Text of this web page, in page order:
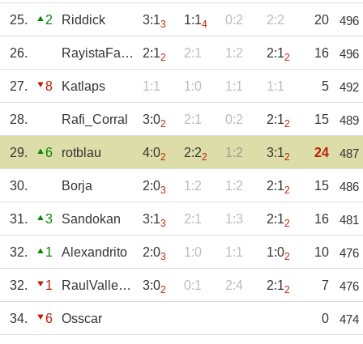
25. 2 Riddick 3:13 1:14 0:2 2:2 20 496
26. RayistaFarAway 2:12 2:1 1:2 2:12 16 496
27. 8 Katlaps 1:1 1:0 1:1 1:1 5 492
28. Rafi_Corral 3:02 2:1 0:2 2:12 15 489
29. 6 rotblau 4:02 2:22 1:2 3:12 24 487
30. Borja 2:03 1:2 1:2 2:12 15 486
31. 3 Sandokan 3:13 2:1 1:3 2:12 16 481
32. 1 Alexandrito 2:03 1:0 1:1 1:02 10 476
32. 1 RaulVallekas 3:02 0:1 2:4 2:12 7 476
34. 6 Osscar 0 474